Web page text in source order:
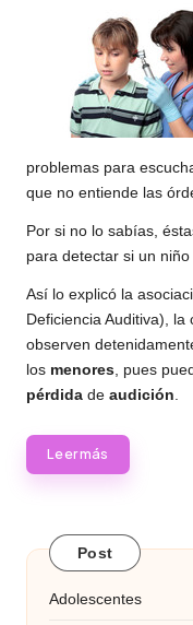
problemas para
que no entiende las
Por si no lo sabías,
para detectar si un niño
Así lo explicó la
Deficiencia Auditiva),
observen
los menores , pues
pérdida de audición
Leer más
Post
Adolescentes